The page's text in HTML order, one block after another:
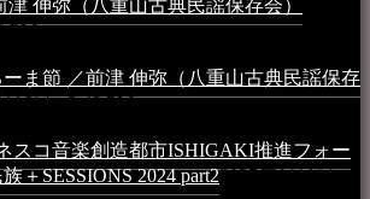
伸弥（八重山古典民謡保存会）
PM
ーま節 ／前津 伸弥（八重山古典民謡保存
16日 - 3:48 PM
スコ音楽創造都市ISHIGAKI推進フォー
＋SESSIONS 2024 part22025年1月1日 -